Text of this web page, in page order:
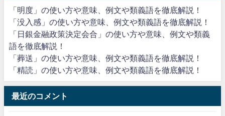
「明度」の使い方や意味、例文や類義語を徹底解説！
「没入感」の使い方や意味、例文や類義語を徹底解説！
「日銀金融政策決定会合」の使い方や意味、例文や類義
語を徹底解説！
「葬送」の使い方や意味、例文や類義語を徹底解説！
「精読」の使い方や意味、例文や類義語を徹底解説！
最近のコメント